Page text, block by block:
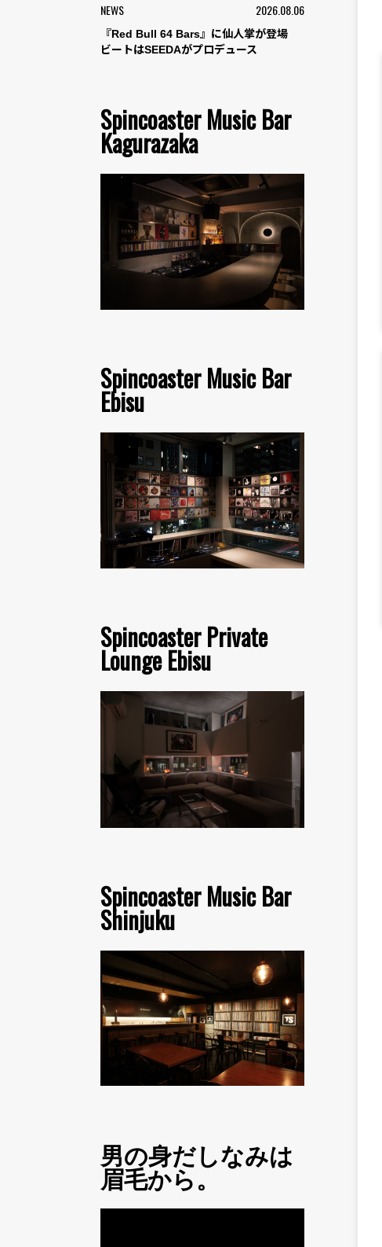
NEWS 2026.08.06
『Red Bull 64 Bars』に仙人掌が登場
ビートはSEEDAがプロデュース
Spincoaster Music Bar
Kagurazaka
Spincoaster Music Bar
Ebisu
Spincoaster Private
Lounge Ebisu
Spincoaster Music Bar
Shinjuku
男の身だしなみは
眉毛から。